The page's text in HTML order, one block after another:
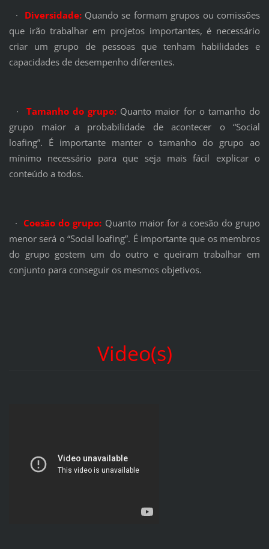
· Diversidade:Quando se formam grupos ou comissões
que irão trabalhar em projetos importantes, é necessário
criar um grupo de pessoas que tenham habilidades e
capacidades de desempenho diferentes.
· Tamanho do grupo: Quanto maior for o tamanho do
grupo maior a probabilidade de acontecer o “Social
loafing”. É importante manter o tamanho do grupo ao
mínimo necessário para que seja mais fácil explicar o
conteúdo a todos.
· Coesão do grupo: Quanto maior for a coesão do grupo
menor será o “Social loafing”. É importante que os membros
do grupo gostem um do outro e queiram trabalhar em
conjunto para conseguir os mesmos objetivos.
Video(s)